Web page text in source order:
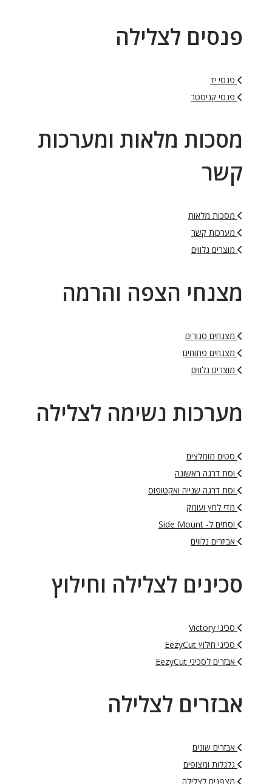
פנסים לצלילה
פנסי יד
פנסי קניסטר
מסכות מלאות ומערכות
קשר
מסכות מלאות
מערכות קשר
מוצרים נלווים
מצנחי הצפה והרמה
מצנחים סגורים
מצנחים פתוחים
מוצרים נלווים
מערכות נשימה לצלילה
סטים מומלצים
וסת דרגה ראשונה
וסת דרגה שנייה ואקטופוס
מדי לחץ ועומק
וסתים ל- Side Mount
אביזרים נלווים
סכינים לצלילה וחילוץ
סכיני Victory
סכיני חילוץ EezyCut
אבזרים לסכיני EezyCut
אבזרים לצלילה
אבזרים שונים
גלגלות ומצופים
מצפנים לצלילה